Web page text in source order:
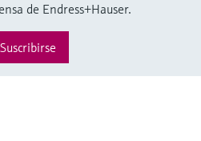
de Endress+Hauser.
Suscribirse